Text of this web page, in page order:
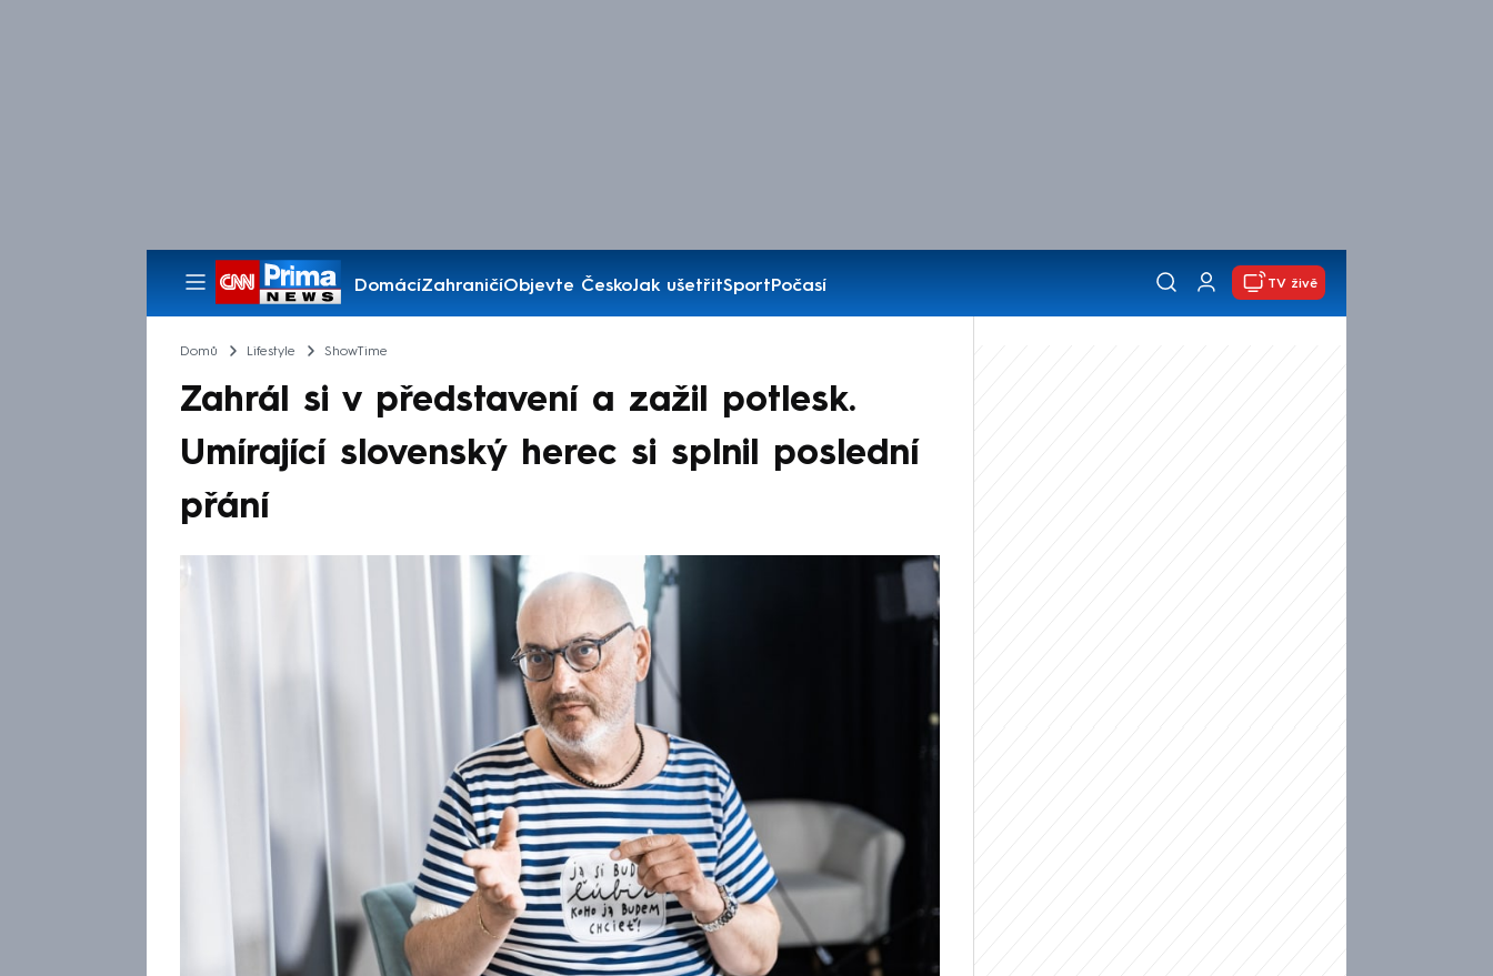
DomácíZahraničíObjevte ČeskoJak ušetřitSportPočasí
Pořady
TV živě
Domů Lifestyle ShowTime
Zahrál si v představení a zažil potlesk.
Umírající slovenský herec si splnil poslední
přání